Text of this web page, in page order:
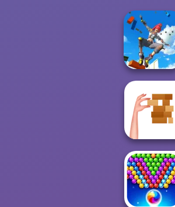
Only Up 3D
Parkour Go
Ascend